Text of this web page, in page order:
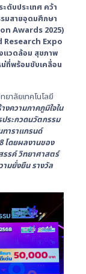
ดับประเทศ คว้า
รมสายอุดมศึกษา
Awards 2025)
Research Expo
แวดล้อม สุขภาพ
ที่พร้อมขับเคลื่อน
ยาลัยเทคโนโลยี
งความภาคภูมิใจใน
ประกวดนวัตกรรม
าราแกรนด์
โดยผลงานของ
รค์ วิทยาศาสตร์
มยั่งยืน รางวัล